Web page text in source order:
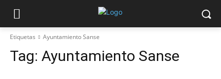
Etiquetas Ayuntamiento Sanse
Tag: Ayuntamiento Sanse